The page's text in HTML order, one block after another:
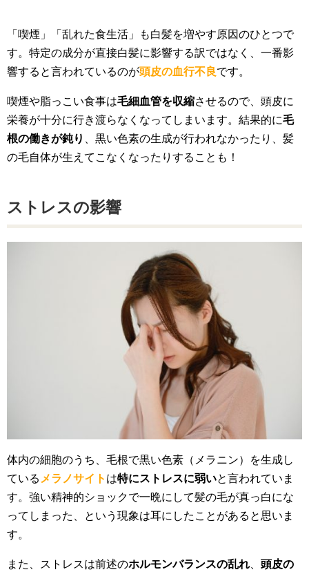
「喫煙」「乱れた食生活」も白髪を増やす原因のひとつで
す。特定の成分が直接白髪に影響する訳ではなく、一番影
響すると言われているのが頭皮の血行不良です。
喫煙や脂っこい食事は毛細血管を収縮させるので、頭皮に
栄養が十分に行き渡らなくなってしまいます。結果的に毛
根の働きが鈍り
、黒い色素の生成が行われなかったり、髪
の毛自体が生えてこなくなったりすることも！
ストレスの影響
体内の細胞のうち、毛根で黒い色素（メラニン）を生成し
ている メラノサイト は特にストレスに弱いと言われていま
す。強い精神的ショックで一晩にして髪の毛が真っ白にな
ってしまった、という現象は耳にしたことがあると思いま
す。
また、ストレスは前述のホルモンバランスの乱れ
頭皮の